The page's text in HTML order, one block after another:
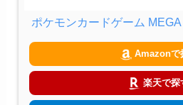
ポケモンカードゲーム
Amazonで
楽天で探